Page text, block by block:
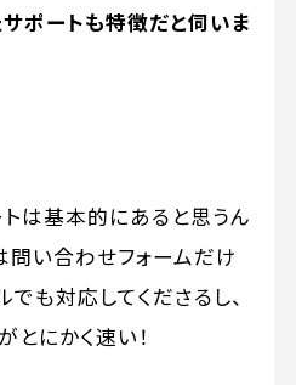
ポートも特徴だと伺いま
は基本的にあると思うん
問い合わせフォームだけ
も対応してくださるし、
とにかく速い！